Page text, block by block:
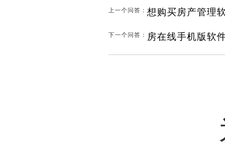
上一个问答： 想购买房产管理
下一个问答： 房在线手机版软